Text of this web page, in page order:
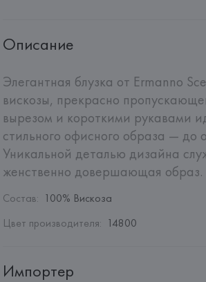
Описание
Элегантная блузка от Ermanno
вискозы, прекрасно
вырезом и короткими рукавами
стильного офисного образа — до
Уникальной деталью дизайна
женственно довершающая образ.
Состав: 100% Вискоза
Цвет производителя: 14800
Импортер